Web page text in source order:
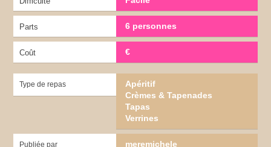
Parts 6 personnes
Coût €
Type de repas
Apéritif
Crèmes & Tapenades
Tapas
Verrines
Publiée par meremichele